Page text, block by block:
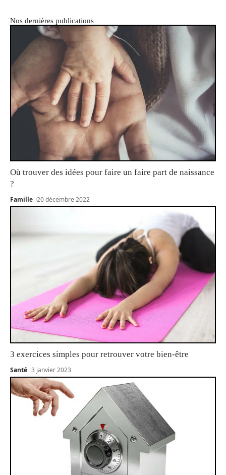
Nos dernières publications
Où trouver des idées pour faire un faire part de naissance
?
Famille 20 décembre 2022
3 exercices simples pour retrouver votre bien-être
Santé 3 janvier 2023